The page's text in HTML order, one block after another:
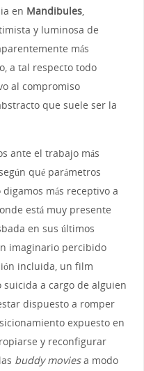
en Mandibules,
y luminosa de
más
a tal respecto todo
al compromiso
que suele ser la
ante el trabajo más
qué parámetros
más receptivo a
está muy presente
en sus últimos
imaginario percibido
incluida, un film
a cargo de alguien
dispuesto a romper
expuesto en
y reconfigurar
buddy moviesa modo